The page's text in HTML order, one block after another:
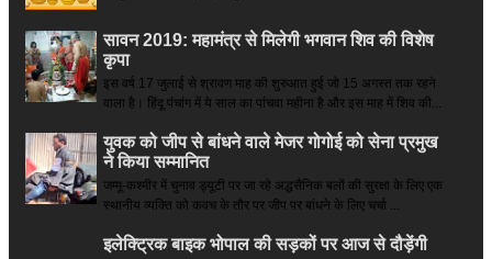
सावन 2019: महामंत्र से मिलेगी भगवान शिव की विशेष
कृपा
इस वर्ष 17 जुलाई से श्रावण माह की शुरुआत हुई जो 15 अगस्त तक रहने
वाला है। हिंदू पंचांग में ये साल का पांचवा महीना है और इस माह में शिव की...
युवक को जीप से बांधने वाले मेजर गोगोई को सेना प्रमुख
ने किया सम्‍मानित
जम्मू-कश्मीर में चुनाव ड्यूटी पर जा रहे अद्धसैनिक बलों की सुरक्षा के लिए एक
स्थानीय व्यक्ति को कवच के तौर पर जीप पर बांधने के लिए चर्चा ...
इलेक्ट्रिक बाइक भोपाल की सड़कों पर आज से दौड़ेंगी